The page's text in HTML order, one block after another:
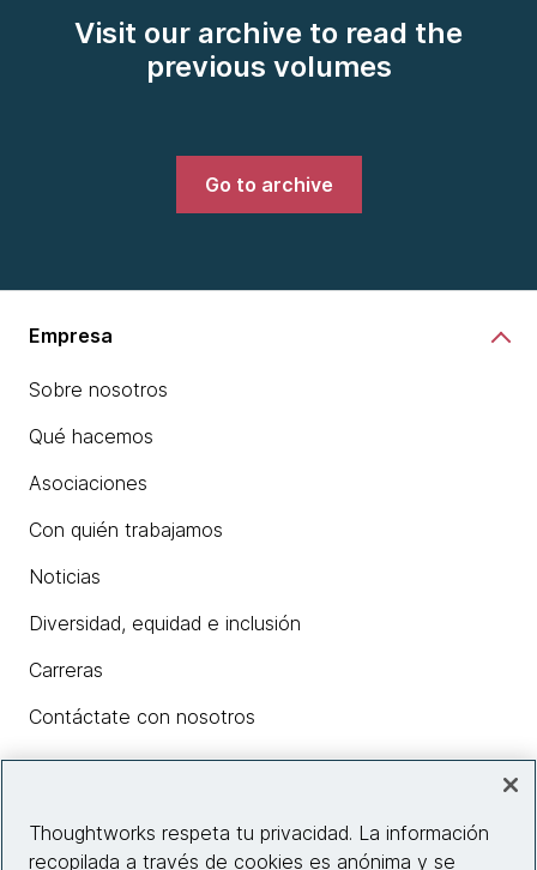
Visit our archive to read the
previous volumes
Go to archive
Empresa
Sobre nosotros
Qué hacemos
Asociaciones
Con quién trabajamos
Noticias
Diversidad, equidad e inclusión
Carreras
Contáctate con nosotros
Thoughtworks respeta tu privacidad. La información
recopilada a través de cookies es anónima y se